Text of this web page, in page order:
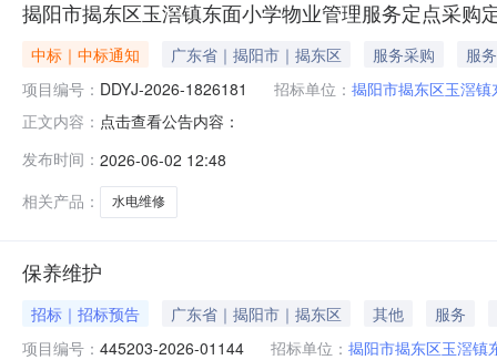
揭阳市揭东区玉滘镇东面小学物业管理服务定点采购
中标｜中标通知 广东省｜揭阳市｜揭东区 服务采购
服务
项目编号： DDYJ-2026-1826181 招标单位： 揭阳市揭东区玉滘镇
正文内容： 点击查看公告内容：
发布时间： 2026-06-02 12:48
相关产品：
水电维修
保养维护
招标｜招标预告 广东省｜揭阳市｜揭东区 其他
服务
项目编号： 445203-2026-01144 招标单位： 揭阳市揭东区玉滘镇